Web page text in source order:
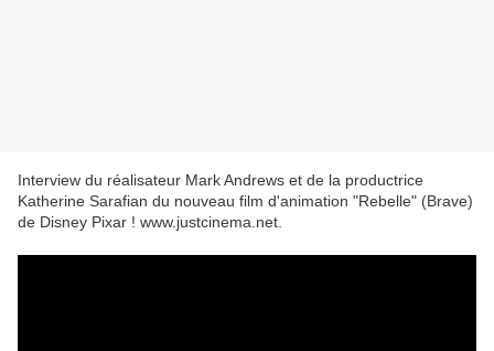
Interview du réalisateur Mark Andrews et de la productrice
Katherine Sarafian du nouveau film d'animation "Rebelle" (Brave)
de Disney Pixar ! www.justcinema.net.